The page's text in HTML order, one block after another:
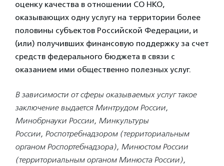
оценку качества в отношении СО НКО,
оказывающих одну услугу на территории более
половины субъектов Российской Федерации, и
(или) получивших финансовую поддержку за счет
средств федерального бюджета в связи с
оказанием ими общественно полезных услуг.
В зависимости от сферы оказываемых услуг такое
заключение выдается Минтрудом России,
Минобрнауки России, Минкультуры
России, Роспотребнадзором (территориальным
органом Роспортебнадзора), Минюстом России
(территориальным органом Минюста России),